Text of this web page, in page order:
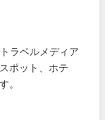
ラベルメディア
ポット、ホテ
。